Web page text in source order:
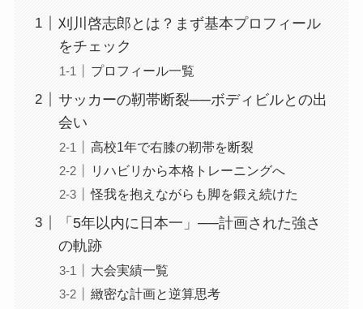
刈川啓志郎とは？まず基本プロフィール
をチェック
プロフィール一覧
サッカーの靭帯断裂──ボディビルとの出
会い
高校1年で右膝の靭帯を断裂
リハビリから本格トレーニングへ
怪我を抱えながらも脚を鍛え続けた
「5年以内に日本一」──計画された強さ
の軌跡
大会実績一覧
緻密な計画と逆算思考